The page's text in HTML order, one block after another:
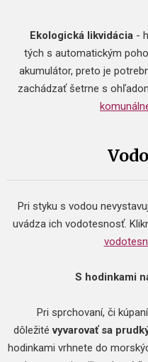
Ekologická likvidácia -
tých s automatickým
akumulátor, preto je
zachádzať šetrne s
Pri styku s vodou
uvádza ich vodotesnosť.
S hodinkami
Pri sprchovaní, či
dôležitévyvarovať sa
hodinkami vrhnete do